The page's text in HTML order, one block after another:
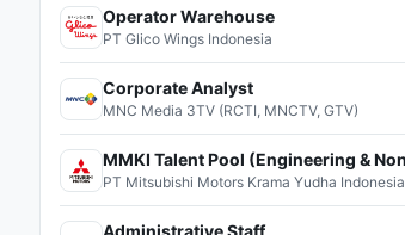
Operator Warehouse
PT Glico Wings Indonesia
Corporate Analyst
MNC Media 3TV (RCTI, MNCTV, GTV)
PT Mitsubishi Motors Krama Yudha Indonesia
Administrative Staff